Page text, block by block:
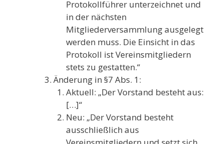
Protokollführer unterzeichnet und
in der nächsten
Mitgliederversammlung ausgelegt
werden muss. Die Einsicht in das
Protokoll ist Vereinsmitgliedern
stets zu gestatten.“
Änderung in §7 Abs. 1:
Aktuell: „Der Vorstand besteht aus:
[…]“
Neu: „Der Vorstand besteht
ausschließlich aus